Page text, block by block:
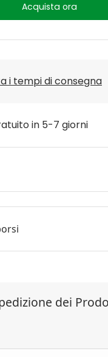
Acquista ora
i tempi di consegna
in 5-7 giorni
dei